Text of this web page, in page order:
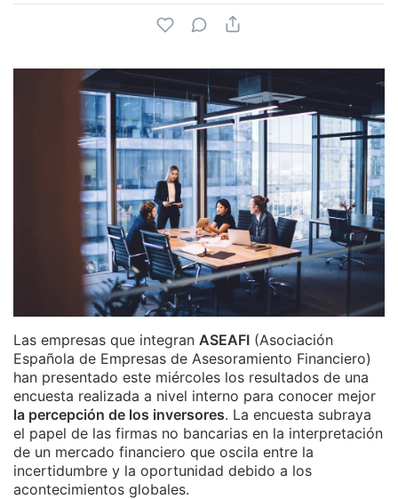
Las empresas que integran ASEAFI (Asociación
Española de Empresas de Asesoramiento Financiero)
han presentado este miércoles los resultados de una
encuesta realizada a nivel interno para conocer mejor
la percepción de los inversores. La encuesta subraya
el papel de las firmas no bancarias en la interpretación
de un mercado financiero que oscila entre la
incertidumbre y la oportunidad debido a los
acontecimientos globales.